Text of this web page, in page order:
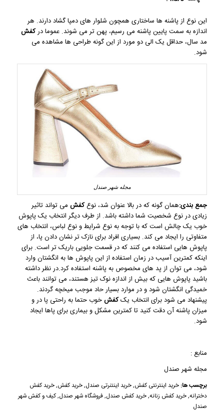
این نوع از پاشنه ها ساختاری همچون شلوار های دمپا گشاد دارند. هر
اندازه به سمت پایین پاشنه می رسیم، پهن تر می شوند. عموما درکفش
مد سال، حداقل یک الی دو مورد از این گونه طراحی ها مشاهده می
شود.
مجله شهر صندل
جمع بندی:همان گونه که در بالا عنوان شد، نوعکفشمی تواند تاثیر
زیادی در نوع شخصیت شما داشته باشد. از طرف دیگر انتخاب یک پاپوش
خوب یک چالش است که با توجه به نوع شرایط و نوع لباس، انتخاب های
متفاوتی را ایجاد می کند. بسیاری افراد برای نازک تر نشان دادن پا، از
پاپوش هایی استفاده می کنند که در قسمت جلویی باریک تر است. برای
اینکه کمترین آسیب در زمان استفاده از این پاپوش ها به انگشتان وارد
شود، می توان از پد های مخصوص به پاشنه استفاده کرد.در نظر داشته
باشید پاپوش هایی که بیش از اندازه نوک تیز هستند، می توانند باعث
خمیدگی انگشتان شود و در موارد بسیار حاد موجب میخچه گردند.
پیشنهاد می شود برای انتخاب یککفشخوب حتما به راحتی پا در و
میزان پاشنه آن دقت کنید تا کمترین مشکل و بیماری برای پاها ایجاد
شود.
منابع :
مجله شهر صندل
برچسب ها: خرید اینترنتی کفش,خرید اینتنرتی صندل,خرید کفش,خرید کفش
دخترانه,خرید کفش زنانه,خرید کفش صندل,فروشگاه شهر صندل,کیف و کفش شهر
صندل